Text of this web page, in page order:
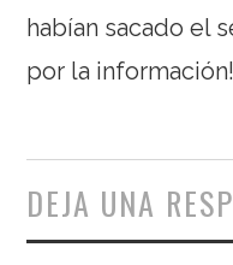
habían sacado el
por la
DEJA UNA